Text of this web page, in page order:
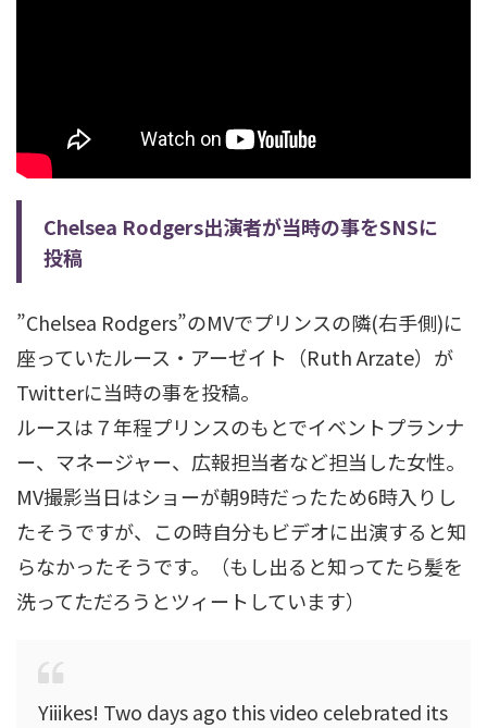
Chelsea Rodgers出演者が当時の事をSNSに
投稿
”Chelsea Rodgers”のMVでプリンスの隣(右手側)に
座っていたルース・アーゼイト（Ruth Arzate）が
Twitterに当時の事を投稿。
ルースは７年程プリンスのもとでイベントプランナ
ー、マネージャー、広報担当者など担当した女性。
MV撮影当日はショーが朝9時だったため6時入りし
たそうですが、この時自分もビデオに出演すると知
らなかったそうです。（もし出ると知ってたら髪を
洗ってただろうとツィートしています）
Yiiikes! Two days ago this video celebrated its